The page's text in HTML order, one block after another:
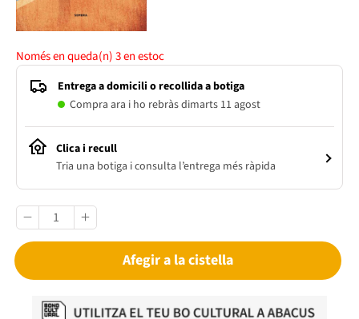
Només en queda(n)3en estoc
Entrega a domicili o recollida a botiga
Compra ara i ho rebràs dimarts 11 agost
Clica i recull
Tria una botiga i consulta l’entrega més ràpida
Afegir a la cistella